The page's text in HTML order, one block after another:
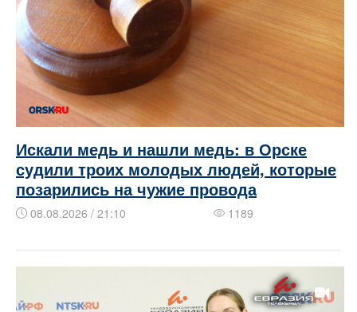
Искали медь и нашли медь: в Орске
судили троих молодых людей, которые
позарились на чужие провода
08.08.2026 / 21:10 1189